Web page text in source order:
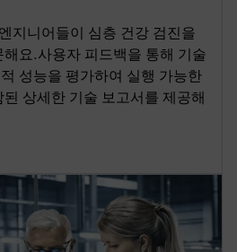
지니어들이 심층 건강 검진을
요.사용자 피드백을 통해 기술
성능을 평가하여 실행 가능한
상세한 기술 보고서를 제공해